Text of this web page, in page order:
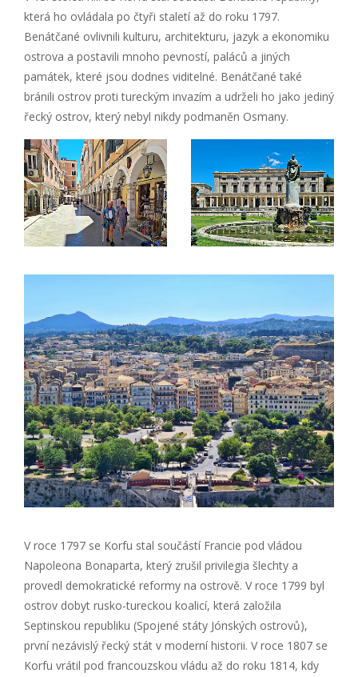
která ho ovládala po čtyři staletí až do roku 1797.
Benátčané ovlivnili kulturu, architekturu, jazyk a ekonomiku
ostrova a postavili mnoho pevností, paláců a jiných
památek, které jsou dodnes viditelné. Benátčané také
bránili ostrov proti tureckým invazím a udrželi ho jako jediný
řecký ostrov, který nebyl nikdy podmaněn Osmany.
V roce 1797 se Korfu stal součástí Francie pod vládou
Napoleona Bonaparta, který zrušil privilegia šlechty a
provedl demokratické reformy na ostrově. V roce 1799 byl
ostrov dobyt rusko-tureckou koalicí, která založila
Septinskou republiku (Spojené státy Jónských ostrovů),
první nezávislý řecký stát v moderní historii. V roce 1807 se
Korfu vrátil pod francouzskou vládu až do roku 1814, kdy